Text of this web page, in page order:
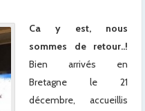
Ca y est, nous
sommes de retour..!
Bien arrivés en
Bretagne le 21
décembre, accueillis